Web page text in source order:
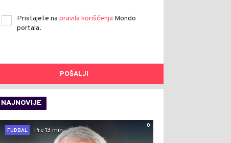
Pristajete na pravila korišćenja Mondo
portala.
POŠALJI
NAJNOVIJE
0
FUDBAL
Pre 13 min